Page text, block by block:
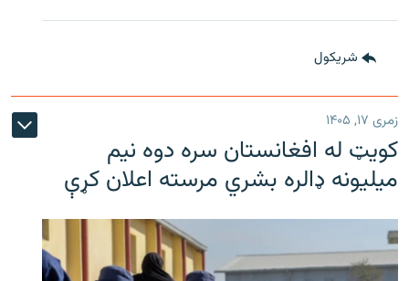
شريکول
زمری ۱۷, ۱۴۰۵
کویټ له افغانستان سره دوه نیم
میلیونه ډالره بشري مرسته اعلان کړې